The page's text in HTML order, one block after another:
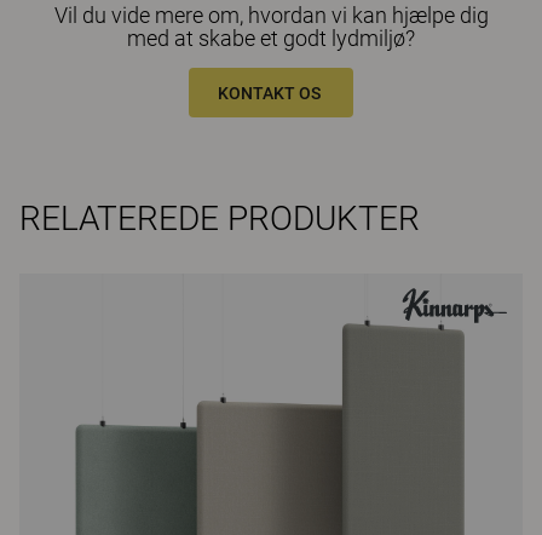
Vil du vide mere om, hvordan vi kan hjælpe dig
med at skabe et godt lydmiljø?
KONTAKT OS
RELATEREDE PRODUKTER